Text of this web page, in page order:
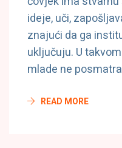
ideje, uči,
znajući da ga
uključuju. U
mlade ne
READ MORE